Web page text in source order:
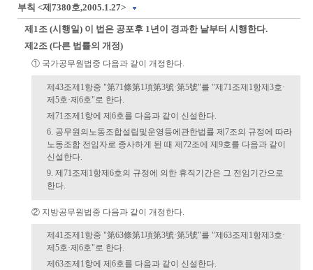
부칙 <제7380호,2005.1.27>
제1조 (시행일) 이 법은 공포후 1년이 경과한 날부터 시행한다.
제2조 (다른 법률의 개정)
① 국가공무원법중 다음과 같이 개정한다.
제43조제1항중 "第71條第1項第3號·第5號"를 "제71조제1항제3호·
제5호·제6호"로 한다.
제71조제1항에 제6호를 다음과 같이 신설한다.
6. 공무원의노동조합설립및운영등에관한법률 제7조의 규정에 따라
노동조합 전임자로 종사하게 된 때 제72조에 제9호를 다음과 같이
신설한다.
9. 제71조제1항제6호의 규정에 의한 휴직기간은 그 전임기간으로
한다.
② 지방공무원법중 다음과 같이 개정한다.
제41조제1항중 "第63條第1項第3號·第5號"를 "제63조제1항제3호·
제5호·제6호"로 한다.
제63조제1항에 제6호를 다음과 같이 신설한다.